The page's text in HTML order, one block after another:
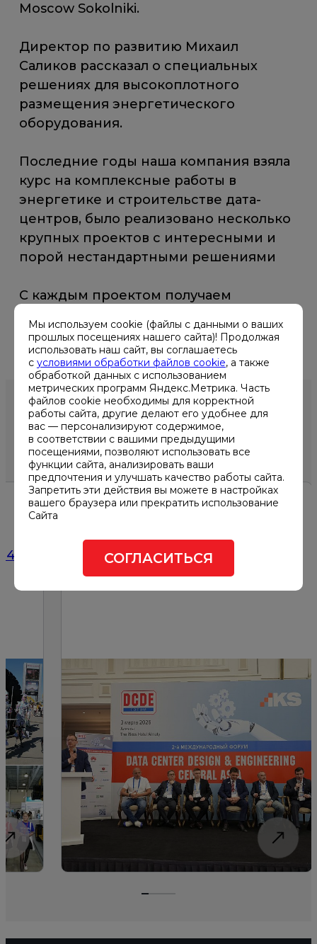
Moscow Sokolniki.
Директор по развитию Михаил
Саликов рассказал о специальных
решениях для высокоплотного
размещения энергетического
оборудования.
Последние годы наша компания взяла
курс на комплексные работы в
энергетике и строительстве дата-
центров, было реализовано несколько
крупных проектов с интересными и
порой нестандартными решениями
С каждым проектом получаем
экспертизу
ДРУГИЕ НОВОСТИ
Форум DCDE Central Asia 2026
Алматы
Мы используем cookie (файлы с данными о ваших
прошлых посещениях нашего сайта)! Продолжая
использовать наш сайт, вы соглашаетесь
с условиями обработки файлов cookie, а также
обработкой данных с использованием
метрических программ Яндекс.Метрика. Часть
файлов cookie необходимы для корректной
работы сайта, другие делают его удобнее для
вас — персонализируют содержимое,
в соответствии с вашими предыдущими
посещениями, позволяют использовать все
функции сайта, анализировать ваши
предпочтения и улучшать качество работы сайта.
Запретить эти действия вы можете в настройках
вашего браузера или прекратить использование
Сайта
СОГЛАСИТЬСЯ